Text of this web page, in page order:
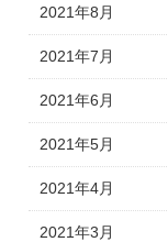
2021年8月
2021年7月
2021年6月
2021年5月
2021年4月
2021年3月